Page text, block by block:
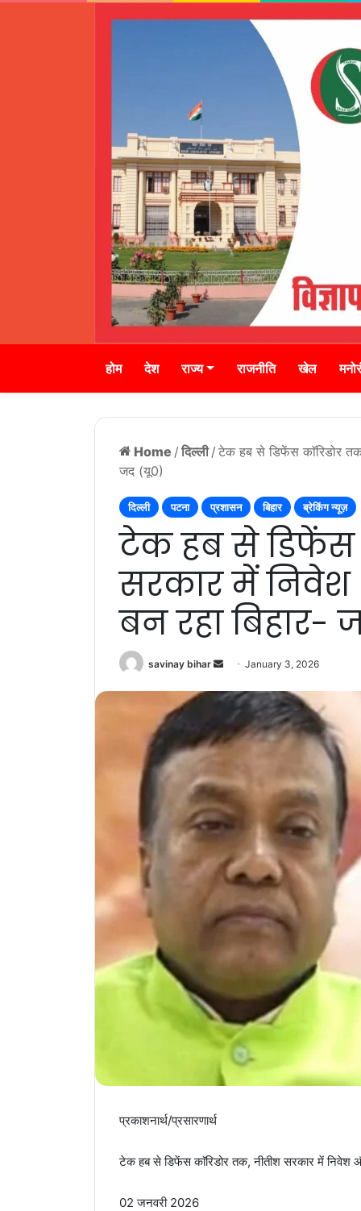
होम देश राज्य राजनीति खेल
Home / दिल्ली / टेक हब से डिफेंस काॅरिडोर
जद (यू0)
दिल्ली पटना प्रशासन बिहार ब्रेकिंग न्यूज़
टेक हब से डिफेंस
सरकार में निवेश
बन रहा बिहार-
savinay bihar
Send
email
January 3, 2026
प्रकाशनार्थ/प्रसारणार्थ
टेक हब से डिफेंस काॅरिडोर तक, नीतीश सरकार में निवेश
02 जनवरी 2026